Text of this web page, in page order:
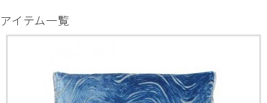
アイテム一覧